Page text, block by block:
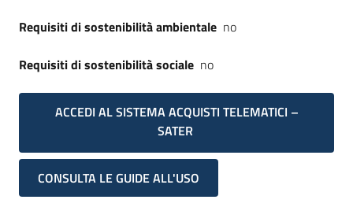
Requisiti di sostenibilità ambientale no
Requisiti di sostenibilità sociale no
ACCEDI AL SISTEMA ACQUISTI TELEMATICI –
SATER
CONSULTA LE GUIDE ALL'USO